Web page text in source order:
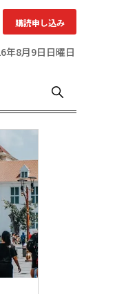
購読申し込み
年8月9日日曜日